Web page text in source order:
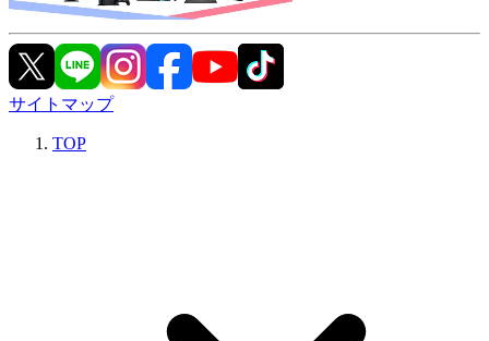
サイトマップ
TOP